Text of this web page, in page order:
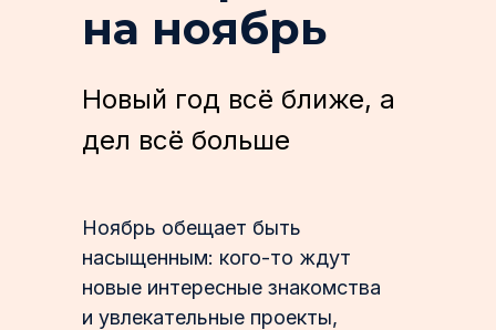
на ноябрь
Ноябрь обещает быть
насыщенным: кого-то ждут
новые интересные знакомства
и увлекательные проекты,
Новый год всё ближе, а
дел всё больше